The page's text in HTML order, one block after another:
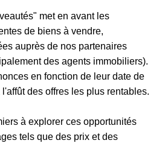
met en avant les
de biens à vendre,
auprès de nos partenaires
des agents immobiliers).
en fonction de leur date de
des offres les plus rentables.
à explorer ces opportunités
tels que des prix et des